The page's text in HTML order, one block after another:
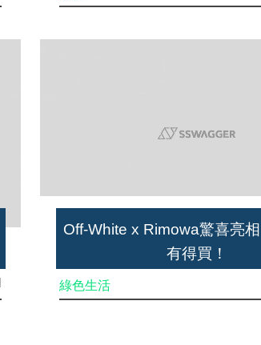
Off-White x Rimowa驚喜亮
有得買！
綠色生活